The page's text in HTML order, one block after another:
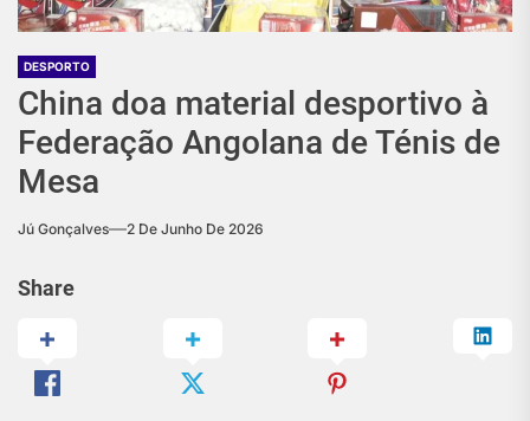
DESPORTO
China doa material desportivo à
Federação Angolana de Ténis de
Mesa
Jú Gonçalves 2 De Junho De 2026
Share